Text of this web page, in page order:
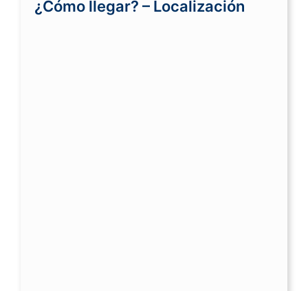
¿Cómo llegar? – Localización